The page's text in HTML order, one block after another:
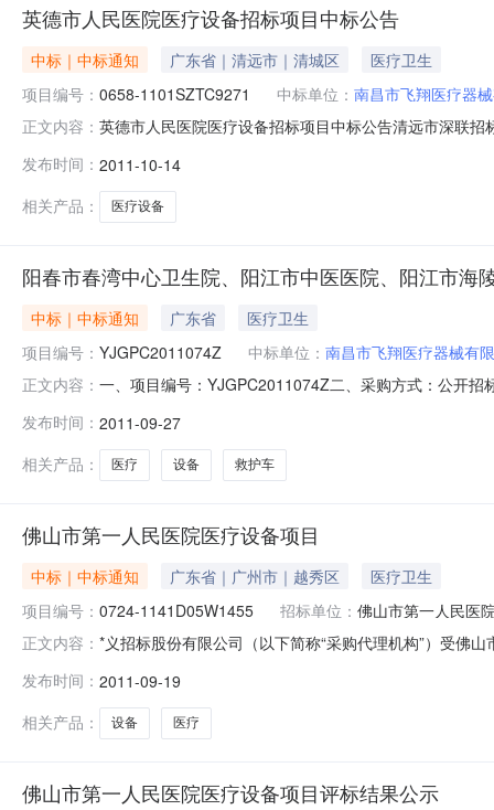
英德市人民医院医疗设备招标项目中标公告
中标｜中标通知 广东省｜清远市｜清城区
医疗卫生
项目编号： 0658-1101SZTC9271 中标单位： 南昌市飞翔医疗器
正文内容： 英德市人民医院医疗设备招标项目中标公告清远市深联
购项目简要说明：采购设备：点式直线偏振光疼痛治疗
术、商务需求均详见招标文件中
发布时间： 2011-10-14
相关产品：
医疗设备
阳春市春湾中心卫生院、阳江市中医医院、阳江市
中标｜中标通知 广东省
医疗卫生
项目编号： YJGPC2011074Z 中标单位： 南昌市飞翔医疗器械有
正文内容： 一、项目编号：YJGPC2011074Z二、采购方式：公开
相（04包）、黎清伟（05、06包）五、评审意见:评委会
翔医疗器械有限公
发布时间： 2011-09-27
相关产品：
医疗 设备 救护车
佛山市第一人民医院医疗设备项目
中标｜中标通知 广东省｜广州市｜越秀区
医疗卫生
项目编号： 0724-1141D05W1455 招标单位： 佛山市第一人民医
正文内容： *义招标股份有限公司（以下简称“采购代理机构”）受佛
光子发射及计算机断层扫描系统1套中标供应商名称：广
RMB8,778,0
发布时间： 2011-09-19
相关产品：
设备 医疗
佛山市第一人民医院医疗设备项目评标结果公示